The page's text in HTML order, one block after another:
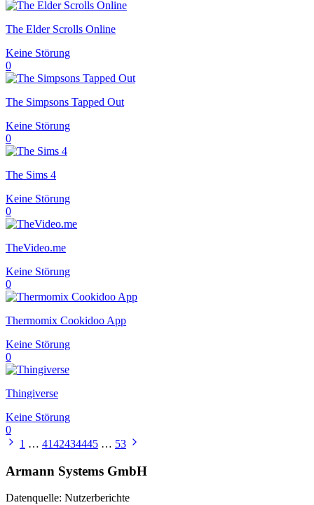
The Elder Scrolls Online
Keine Störung
0
The Simpsons Tapped Out
Keine Störung
0
The Sims 4
Keine Störung
0
TheVideo.me
Keine Störung
0
Thermomix Cookidoo App
Keine Störung
0
Thingiverse
Keine Störung
0
1 … 4142434445 … 53
Armann Systems GmbH
Datenquelle: Nutzerberichte